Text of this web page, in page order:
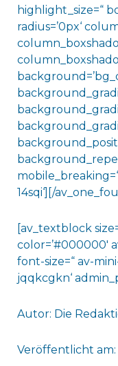
highlight_size=“
radius=’0px‘
14sqi‘][/
[av_textblock
color=’#000000′
font-size=“ av-
jqqkcgkn‘
Autor: Die
Veröffentlicht am: